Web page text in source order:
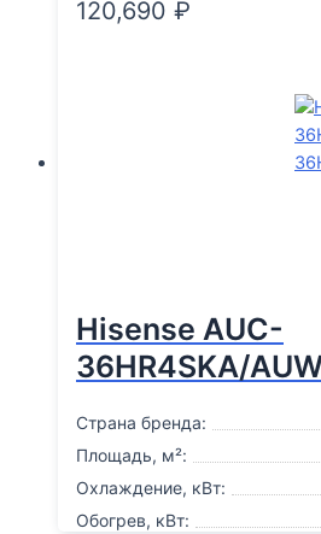
120,690 ₽
Hisense AUC-
36HR4SKA/
Страна бренда:
Площадь, м²:
Охлаждение, кВт:
Обогрев, кВт: